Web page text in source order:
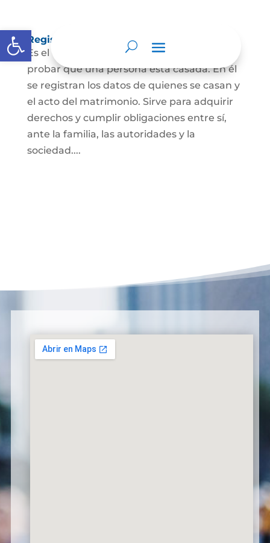
Abrir barra de herramientas
Registro Civil de Matrimonio
Es el documento público necesario para
probar que una persona está casada. En él
se registran los datos de quienes se casan y
el acto del matrimonio. Sirve para adquirir
derechos y cumplir obligaciones entre sí,
ante la familia, las autoridades y la
sociedad....